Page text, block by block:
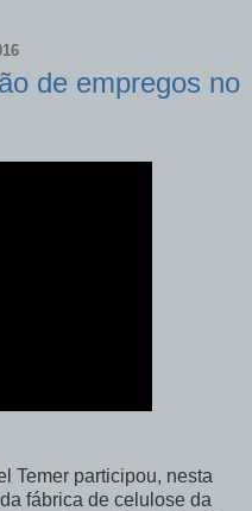
de empregos no
Temer participou, nesta
fábrica de celulose da